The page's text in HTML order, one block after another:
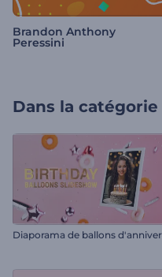
Brandon Anthony
Peressini
Dans la catégorie